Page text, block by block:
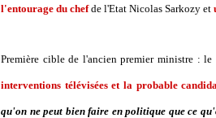
l'entourage du chefde l'Etat Nicolas Sarkozy et
Première cible de l'ancien premier ministre :
interventions télévisées et la probable
qu'on ne peut bien faire en politique que ce